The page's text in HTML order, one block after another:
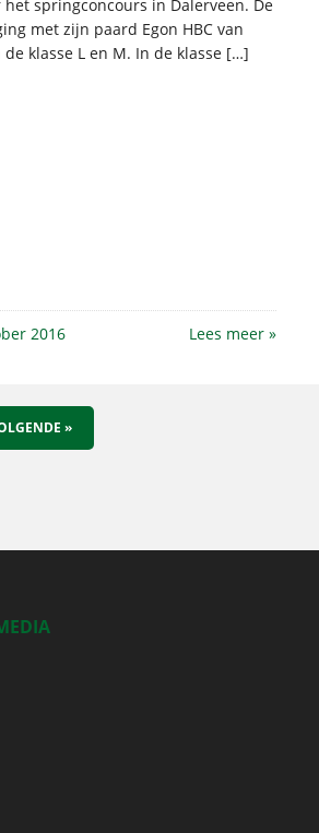
het springconcours in Dalerveen. De
met zijn paard Egon HBC van
klasse L en M. In de klasse […]
2016 Lees meer »
»